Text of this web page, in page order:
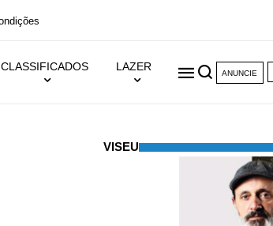
CLASSIFICADOS LAZER
ANUNCIE
VISEU